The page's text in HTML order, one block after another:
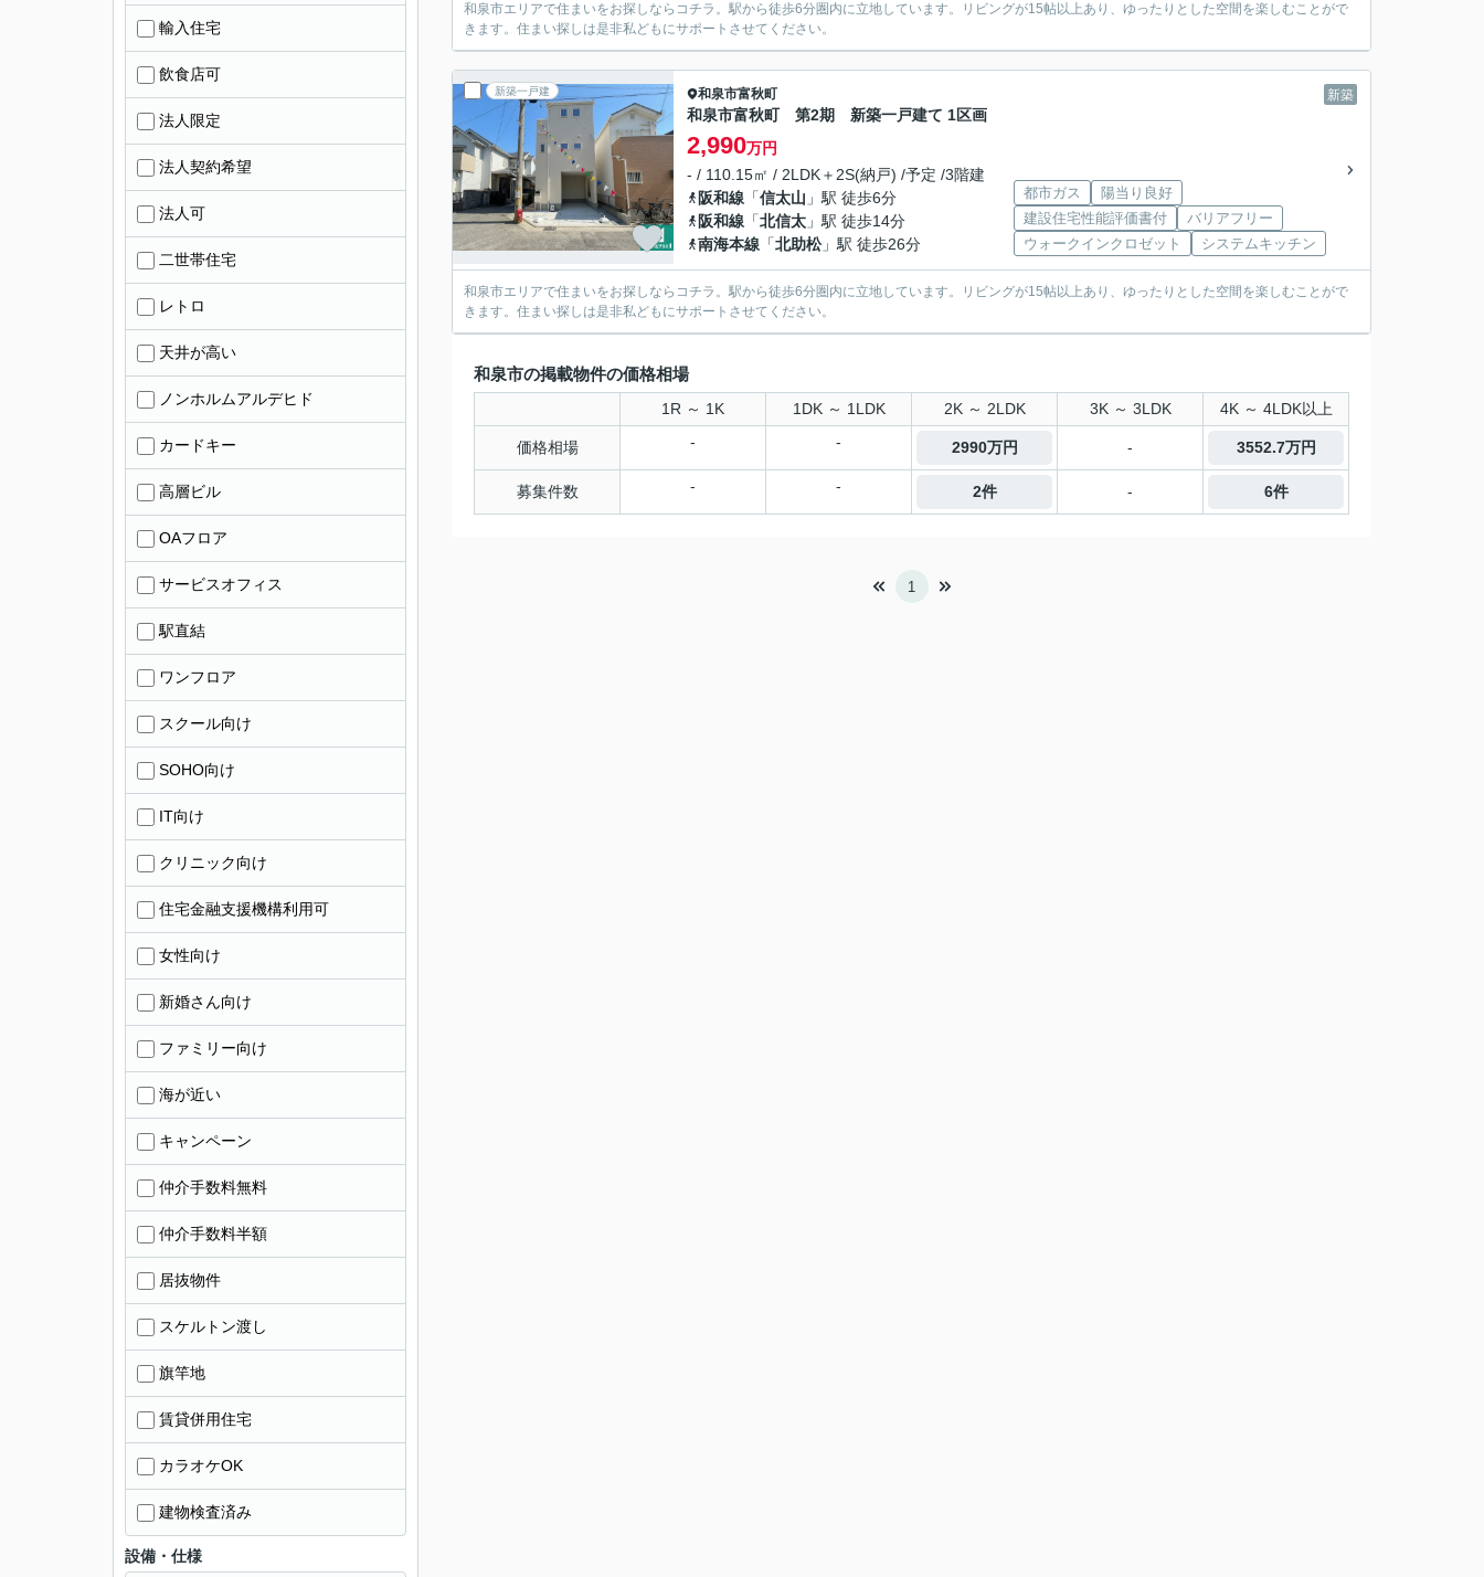
和泉市エリアで住まいをお探しならコチラ。駅から徒歩6分圏内に立地しています。リビングが15帖以上あり、ゆったりとした空間を楽しむことがで
きます。住まい探しは是非私どもにサポートさせてください。
新築一戸建 新築
和泉市富秋町
和泉市富秋町 第2期 新築一戸建て 1区画
2,990万円
- / 110.15㎡ / 2LDK＋2S(納戸) /予定 /3階建
阪和線 「信太山 」駅 徒歩6分
阪和線 「北信太 」駅 徒歩14分
南海本線 「北助松」駅 徒歩26分
都市ガス
陽当り良好
建設住宅性能評価書付
バリアフリー
ウォークインクロゼット
システムキッチン
和泉市エリアで住まいをお探しならコチラ。駅から徒歩6分圏内に立地しています。リビングが15帖以上あり、ゆったりとした空間を楽しむことがで
きます。住まい探しは是非私どもにサポートさせてください。
和泉市の掲載物件の価格相場
1R ～ 1K 1DK ～ 1LDK 2K ～ 2LDK 3K ～ 3LDK 4K ～ 4LDK以上
価格相場 - - 2990万円 - 3552.7万円
募集件数 - - 2件 - 6件
1
輸入住宅
飲食店可
法人限定
法人契約希望
法人可
二世帯住宅
レトロ
天井が高い
ノンホルムアルデヒド
カードキー
高層ビル
OAフロア
サービスオフィス
駅直結
ワンフロア
スクール向け
SOHO向け
IT向け
クリニック向け
住宅金融支援機構利用可
女性向け
新婚さん向け
ファミリー向け
海が近い
キャンペーン
仲介手数料無料
仲介手数料半額
居抜物件
スケルトン渡し
旗竿地
賃貸併用住宅
カラオケOK
建物検査済み
設備・仕様